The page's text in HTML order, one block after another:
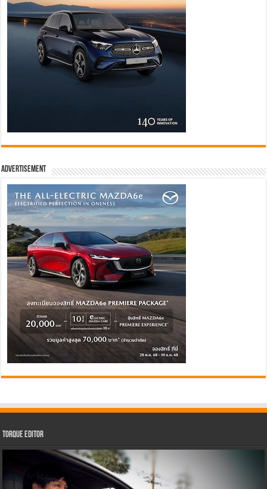
Advertisement
Torque Editor